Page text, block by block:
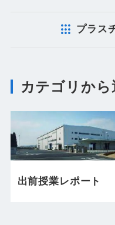
プラス
カテゴリから
出前授業レポート